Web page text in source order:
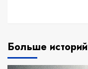
Больше историй